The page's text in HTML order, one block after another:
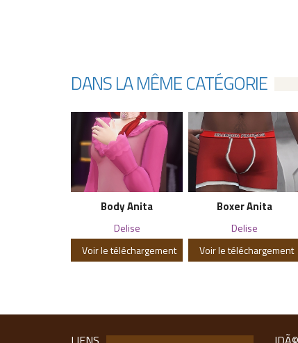
DANS LA MÊME CATÉGORIE
Body Anita
Delise
Voir le téléchargement
Boxer Anita
Delise
Voir le téléchargement